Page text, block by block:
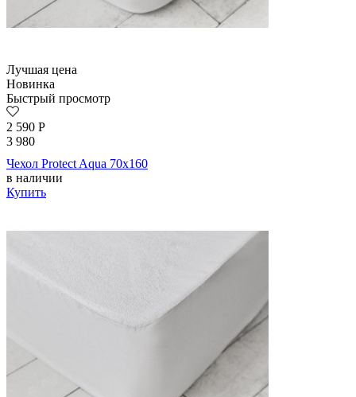
Лучшая цена
Новинка
Быстрый просмотр
2 590 Р
3 980
Чехол Protect Aqua 70х160
в наличии
Купить